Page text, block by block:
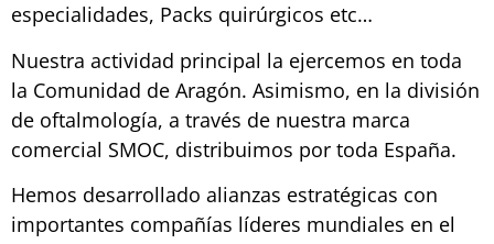
especialidades, Packs quirúrgicos etc…
Nuestra actividad principal la ejercemos en toda
la Comunidad de Aragón. Asimismo, en la división
de oftalmología, a través de nuestra marca
comercial SMOC, distribuimos por toda España.
Hemos desarrollado alianzas estratégicas con
importantes compañías líderes mundiales en el